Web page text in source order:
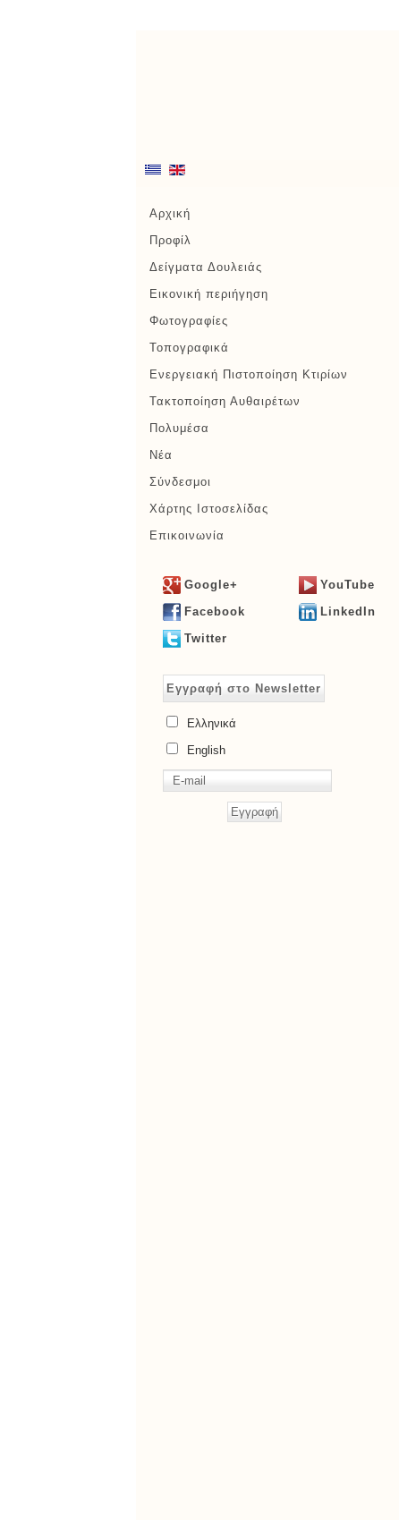
Αρχική
Προφίλ
Δείγματα Δουλειάς
Εικονική περιήγηση
Φωτογραφίες
Τοπογραφικά
Ενεργειακή Πιστοποίηση Κτιρίων
Τακτοποίηση Αυθαιρέτων
Πολυμέσα
Νέα
Σύνδεσμοι
Χάρτης Ιστοσελίδας
Επικοινωνία
Google+
YouTube
Facebook
LinkedIn
Twitter
Εγγραφή στο Newsletter
Ελληνικά
English